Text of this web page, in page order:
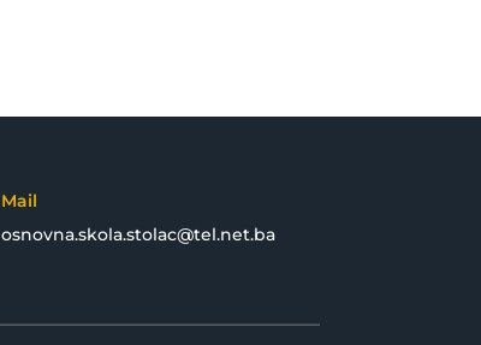
Mail
osnovna.skola.stolac@tel.net.ba